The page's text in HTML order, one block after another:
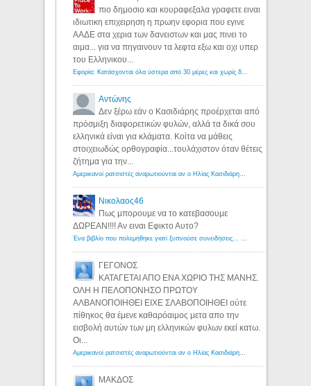
πιο δημοσιο και κουραφεξαλα γραφετε ειναι
ιδιωτικη επιχειρηση η πρωην εφορια που εγινε
ΑΑΔΕ στα χερια των δανειστων και μας πινει το
αιμα... για να πηγαινουν τα λεφτα εξω και οχι υπερ
του Ελληνικου...
Εφορία: Κατάσχονται όλα ύστερα από 30 μέρες και χωρίς δικαστικές αποφάσεις - Λόγιος Ερμής
Αντώνης
Δεν ξέρω εάν ο Κασιδιάρης προέρχεται από
πρόσμιξη διαφορετικών φυλών, αλλά τα δικά σου
ελληνικά είναι για κλάματα. Κοίτα να μάθεις
στοιχειωδώς ορθογραφία...τουλάχιστον όταν θέτεις
ζήτημα για την...
Αμερικανοί ρατσιστές αναρωτιούνται αν ο Ηλίας Κασιδιάρης ανήκει στη λευκή φυλή... - Λόγιος Ερμής
Νικολαος46
Πως μπορουμε να το κατεβασουμε
ΔΩΡΕΑΝ!!!! Αν ειναι Εφικτο Αυτο?
Ένα βιβλίο που πολεμήθηκε γιατί ξυπνούσε συνειδήσεις... - Λόγιος Ερμής | Η γνώση ξεκινάει με την αναζήτηση...
ΓΕΓΟΝΟΣ
ΚΑΤΑΓΕΤΑΙ ΑΠΟ ΕΝΑ ΧΩΡΙΟ ΤΗΣ ΜΑΝΗΣ.
ΟΛΗ Η ΠΕΛΟΠΟΝΗΣΟ ΠΡΩΤΟΥ
ΑΛΒΑΝΟΠΟΙΗΘΕΙ ΕΙΧΕ ΣΛΑΒΟΠΟΙΗΘΕΙ ούτε
πίθηκος θα έμενε καθαρόαιμος μετα απο την
εισβολή αυτών των μη ελληνικών φυλων εκεί κατω.
Οι...
Αμερικανοί ρατσιστές αναρωτιούνται αν ο Ηλίας Κασιδιάρης ανήκει στη λευκή φυλή... - Λόγιος Ερμής
ΜΑΚΔΟΣ